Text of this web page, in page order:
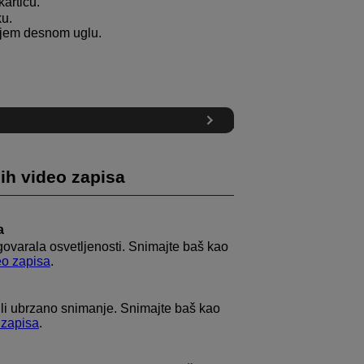
desnom uglu.
video zapisa
osvetljenosti. Snimajte baš kao
zapisa.
ubrzano snimanje. Snimajte baš kao
.